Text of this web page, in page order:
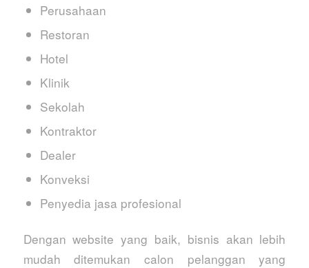
Perusahaan
Restoran
Hotel
Klinik
Sekolah
Kontraktor
Dealer
Konveksi
Penyedia jasa profesional
Dengan website yang baik, bisnis akan lebih
mudah ditemukan calon pelanggan yang